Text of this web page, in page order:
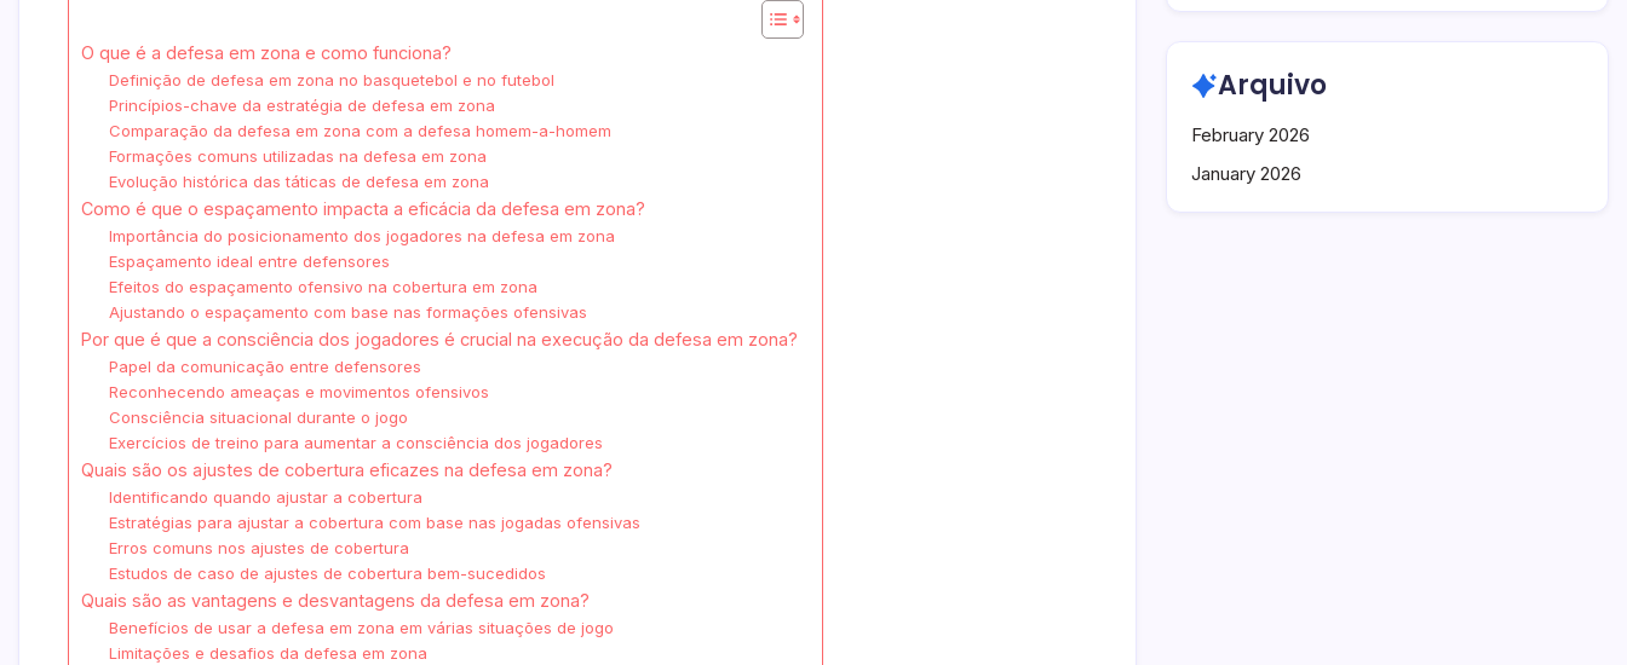
O que é a defesa em zona e como funciona?
Definição de defesa em zona no basquetebol e no futebol
Princípios-chave da estratégia de defesa em zona
Comparação da defesa em zona com a defesa homem-a-homem
Formações comuns utilizadas na defesa em zona
Evolução histórica das táticas de defesa em zona
Como é que o espaçamento impacta a eficácia da defesa em zona?
Importância do posicionamento dos jogadores na defesa em zona
Espaçamento ideal entre defensores
Efeitos do espaçamento ofensivo na cobertura em zona
Ajustando o espaçamento com base nas formações ofensivas
Por que é que a consciência dos jogadores é crucial na execução da defesa em zona?
Papel da comunicação entre defensores
Reconhecendo ameaças e movimentos ofensivos
Consciência situacional durante o jogo
Exercícios de treino para aumentar a consciência dos jogadores
Quais são os ajustes de cobertura eficazes na defesa em zona?
Identificando quando ajustar a cobertura
Estratégias para ajustar a cobertura com base nas jogadas ofensivas
Erros comuns nos ajustes de cobertura
Estudos de caso de ajustes de cobertura bem-sucedidos
Quais são as vantagens e desvantagens da defesa em zona?
Benefícios de usar a defesa em zona em várias situações de jogo
Limitações e desafios da defesa em zona
Arquivo
February 2026
January 2026